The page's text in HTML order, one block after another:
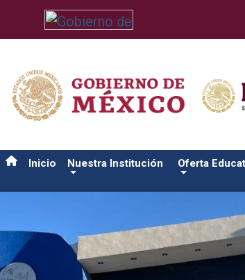
/usr/bin/ruby /www/wwwroot/
Inicio Nuestra Institución Oferta